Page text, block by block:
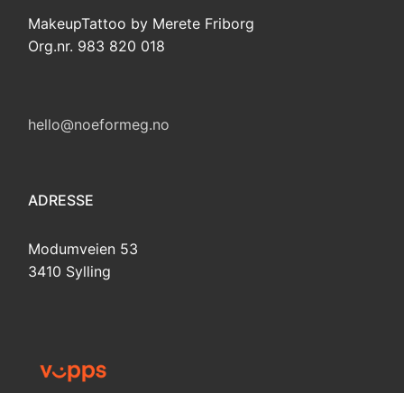
MakeupTattoo by Merete Friborg
Org.nr. 983 820 018
hello@noeformeg.no
ADRESSE
Modumveien 53
3410 Sylling